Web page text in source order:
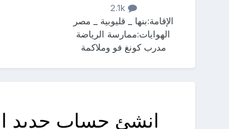
2.1k
الإقامة:بنها _ قليوبية _ مصر
الهوايات:ممارسة الرياضة
مدرب كونغ فو وملاكمة
انشئ حساب جديد